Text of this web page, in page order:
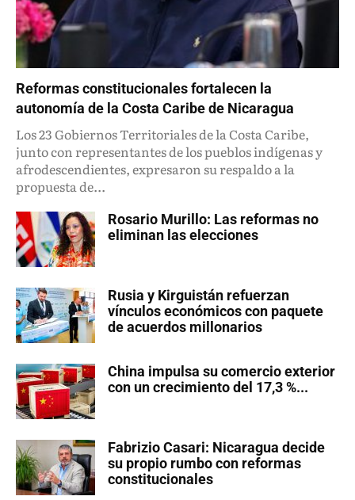
Reformas constitucionales fortalecen la
autonomía de la Costa Caribe de Nicaragua
Los 23 Gobiernos Territoriales de la Costa Caribe,
junto con representantes de los pueblos indígenas y
afrodescendientes, expresaron su respaldo a la
propuesta de...
Rosario Murillo: Las reformas no
eliminan las elecciones
Rusia y Kirguistán refuerzan
vínculos económicos con paquete
de acuerdos millonarios
China impulsa su comercio exterior
con un crecimiento del 17,3 %...
Fabrizio Casari: Nicaragua decide
su propio rumbo con reformas
constitucionales